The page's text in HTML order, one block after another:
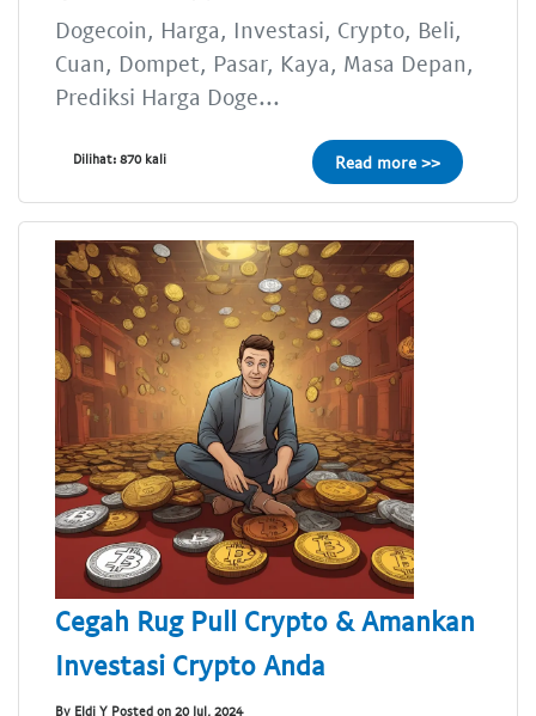
Dogecoin, Harga, Investasi, Crypto, Beli,
Cuan, Dompet, Pasar, Kaya, Masa Depan,
Prediksi Harga Doge...
Dilihat: 870 kali Read more >>
Cegah Rug Pull Crypto & Amankan
Investasi Crypto Anda
By Eldi Y Posted on 20 Jul, 2024